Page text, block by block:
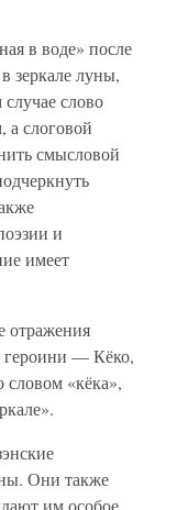
в воде» после
зеркале луны,
слово
а слоговой
смысловой
и
имеет
отражения
героини — Кёко,
словом «кёка»,
Они также
им особое